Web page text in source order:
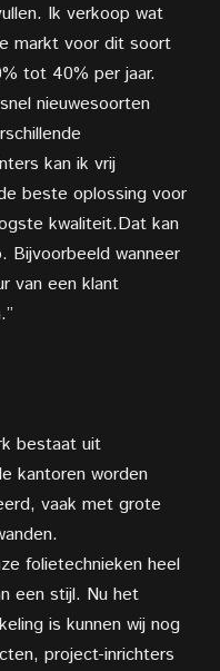
Ik verkoop wat
markt voor dit soort
tot 40% per jaar.
nieuwesoorten
kan ik vrij
beste oplossing voor
kwaliteit.Dat kan
Bijvoorbeeld wanneer
van een klant
bestaat uit
kantoren worden
vaak met grote
folietechnieken heel
een stijl. Nu het
is kunnen wij nog
project-inrichters